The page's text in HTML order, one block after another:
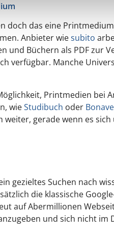
doch das eine
Anbieter wiesubito
und Büchern als PDF zur
verfügbar. Manche
Printmedien bei
wieStudibuch oder
weiter, gerade wenn es
gezieltes Suchen nach
die klassische
auf Abermillionen
und sich nicht im